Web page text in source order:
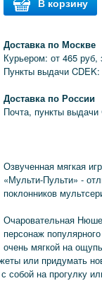
В корзину
Доставка по Москве
Курьером: от 465 руб,
Пункты выдачи
Доставка по России
Почта, пункты выдачи
Озвученная мягкая
«Мульти-Пульти» -
поклонников
Очаровательная
персонаж
очень мягкой на
или придумать
собой на прогулку